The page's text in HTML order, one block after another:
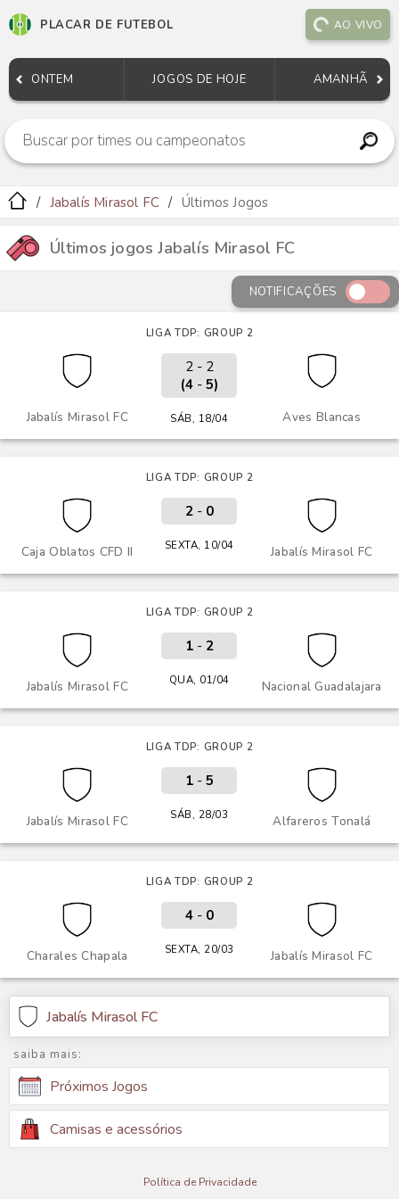
PLACAR DE FUTEBOL AO VIVO
ONTEM JOGOS DE HOJE AMANHÃ
Jabalís Mirasol FC Últimos Jogos
Últimos jogos Jabalís Mirasol FC
NOTIFICAÇÕES
LIGA TDP: GROUP 2
Jabalís Mirasol FC Aves Blancas
2 - 2
(4- 5)
SÁB, 18/04
LIGA TDP: GROUP 2
Caja Oblatos CFD II Jabalís Mirasol FC
2- 0
SEXTA, 10/04
LIGA TDP: GROUP 2
Jabalís Mirasol FC Nacional Guadalajara
1- 2
QUA, 01/04
LIGA TDP: GROUP 2
Jabalís Mirasol FC Alfareros Tonalá
1- 5
SÁB, 28/03
LIGA TDP: GROUP 2
Charales Chapala Jabalís Mirasol FC
4- 0
SEXTA, 20/03
Jabalís Mirasol FC
saiba mais:
Próximos Jogos
Camisas e acessórios
Política de Privacidade